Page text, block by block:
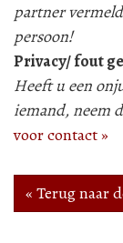
partner
persoon!
Privacy/ fout
Heeft u een
iemand, neem
voor contact »
« Terug naar